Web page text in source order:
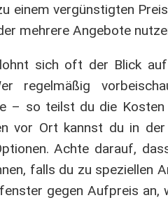
einem vergünstigten
mehrere Angebote
sich oft der Blick
regelmäßig
– so teilst du die Kosten
vor Ort kannst du in
Achte darauf,
falls du zu speziellen
gegen Aufpreis